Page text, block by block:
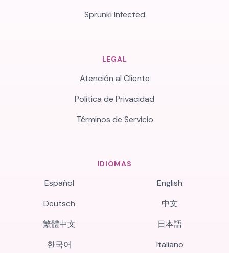
Sprunki Infected
LEGAL
Atención al Cliente
Política de Privacidad
Términos de Servicio
IDIOMAS
Español
English
Deutsch
中文
繁體中文
日本語
한국어
Italiano